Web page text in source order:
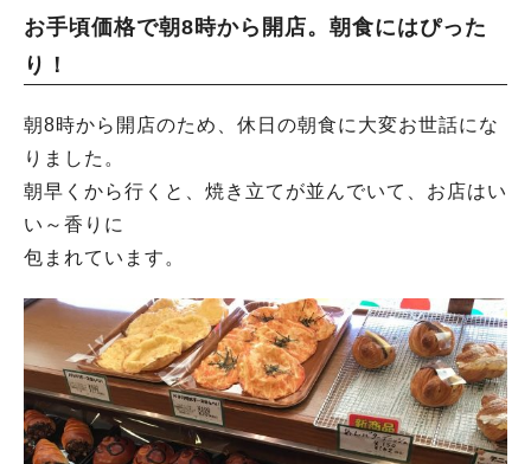
お手頃価格で朝8時から開店。朝食にはぴった
り！
朝8時から開店のため、休日の朝食に大変お世話にな
りました。
朝早くから行くと、焼き立てが並んでいて、お店はい
い～香りに
包まれています。